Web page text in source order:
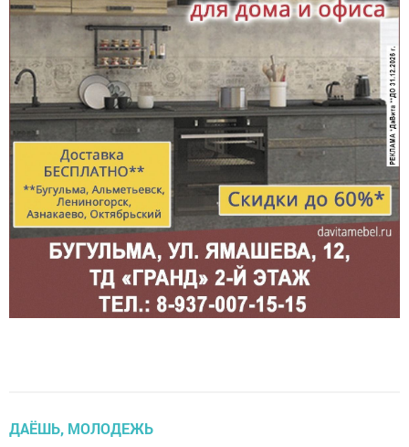
ДАЁШЬ, МОЛОДЕЖЬ